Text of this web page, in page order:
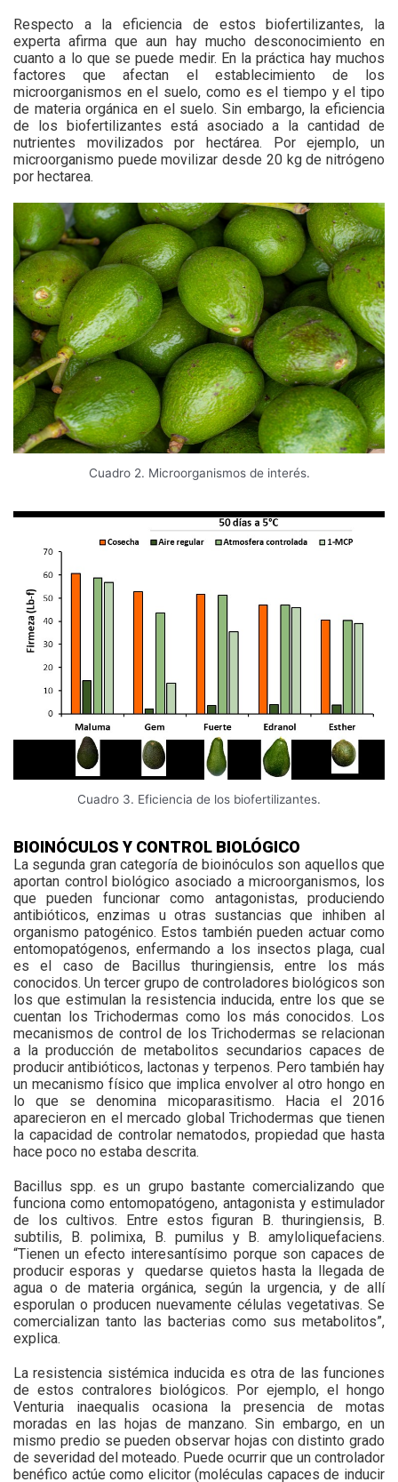
Respecto a la eficiencia de estos biofertilizantes, la
experta afirma que aun hay mucho desconocimiento en
cuanto a lo que se puede medir. En la práctica hay muchos
factores que afectan el establecimiento de los
microorganismos en el suelo, como es el tiempo y el tipo
de materia orgánica en el suelo. Sin embargo, la eficiencia
de los biofertilizantes está asociado a la cantidad de
nutrientes movilizados por hectárea. Por ejemplo, un
microorganismo puede movilizar desde 20 kg de nitrógeno
por hectarea.
Cuadro 2. Microorganismos de interés.
Cuadro 3. Eficiencia de los biofertilizantes.
BIOINÓCULOS Y CONTROL BIOLÓGICO
La segunda gran categoría de bioinóculos son aquellos que
aportan control biológico asociado a microorganismos, los
que pueden funcionar como antagonistas, produciendo
antibióticos, enzimas u otras sustancias que inhiben al
organismo patogénico. Estos también pueden actuar como
entomopatógenos, enfermando a los insectos plaga, cual
es el caso de Bacillus thuringiensis, entre los más
conocidos. Un tercer grupo de controladores biológicos son
los que estimulan la resistencia inducida, entre los que se
cuentan los Trichodermas como los más conocidos. Los
mecanismos de control de los Trichodermas se relacionan
a la producción de metabolitos secundarios capaces de
producir antibióticos, lactonas y terpenos. Pero también hay
un mecanismo físico que implica envolver al otro hongo en
lo que se denomina micoparasitismo. Hacia el 2016
aparecieron en el mercado global Trichodermas que tienen
la capacidad de controlar nematodos, propiedad que hasta
hace poco no estaba descrita.
Bacillus spp. es un grupo bastante comercializando que
funciona como entomopatógeno, antagonista y estimulador
de los cultivos. Entre estos figuran B. thuringiensis, B.
subtilis, B. polimixa, B. pumilus y B. amyloliquefaciens.
“Tienen un efecto interesantísimo porque son capaces de
producir esporas y
quedarse quietos hasta la llegada de
agua o de materia orgánica, según la urgencia, y de allí
esporulan o producen nuevamente células vegetativas. Se
comercializan tanto las bacterias como sus metabolitos”,
explica.
La resistencia sistémica inducida es otra de las funciones
de estos contralores biológicos. Por ejemplo, el hongo
Venturia inaequalis ocasiona la presencia de motas
moradas en las hojas de manzano. Sin embargo, en un
mismo predio se pueden observar hojas con distinto grado
de severidad del moteado. Puede ocurrir que un controlador
benéfico actúe como elicitor (moléculas capaces de inducir